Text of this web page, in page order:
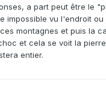
a part peut être le
impossible vu l'endroit
montagnes et puis la
et cela se voit la
entier.